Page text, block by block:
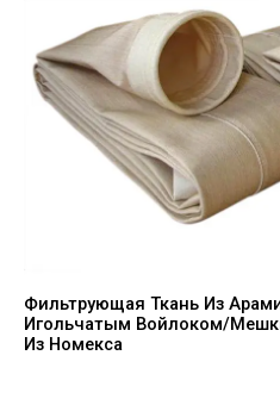
Фильтрующая Ткань Из
Игольчатым Войлоком/
Из Номекса